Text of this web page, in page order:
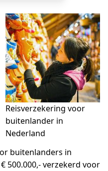
Reisverzekering voor
buitenlander in
Nederland
buitenlanders in
500.000,- verzekerd voor